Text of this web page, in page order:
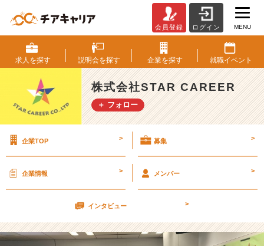
イ
ブ
リ
ッ
ド
な
内
研
修！
式
会
会員登録 ログイン MENU
求人を探す 説明会を探す 企業を探す 就職イベント
株式会社STAR CAREER
＋ フォロー
企業TOP > 募集 >
企業情報 > メンバー >
インタビュー >